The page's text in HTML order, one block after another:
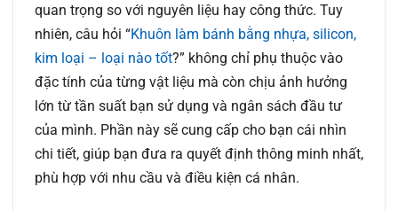
quan trọng so với nguyên liệu hay công thức. Tuy
nhiên, câu hỏi “Khuôn làm bánh bằng nhựa, silicon,
kim loại – loại nào tốt?” không chỉ phụ thuộc vào
đặc tính của từng vật liệu mà còn chịu ảnh hưởng
lớn từ tần suất bạn sử dụng và ngân sách đầu tư
của mình. Phần này sẽ cung cấp cho bạn cái nhìn
chi tiết, giúp bạn đưa ra quyết định thông minh nhất,
phù hợp với nhu cầu và điều kiện cá nhân.